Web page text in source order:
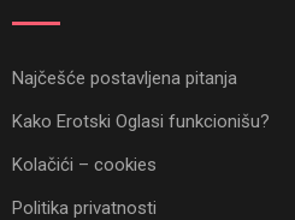
Najčešće postavljena pitanja
Kako Erotski Oglasi funkcionišu?
Kolačići – cookies
Politika privatnosti